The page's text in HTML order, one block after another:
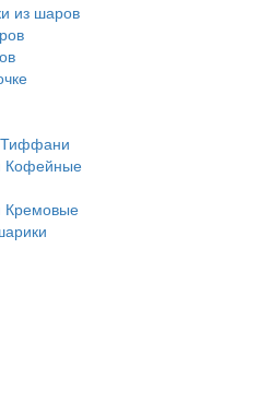
из шаров
Кофейные
Кремовые